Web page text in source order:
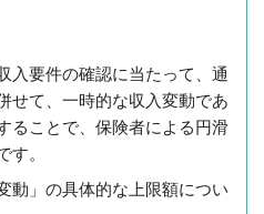
入要件の確認に当たって、通
せて、一時的な収入変動であ
ることで、保険者による円滑
す。
動」の具体的な上限額につい